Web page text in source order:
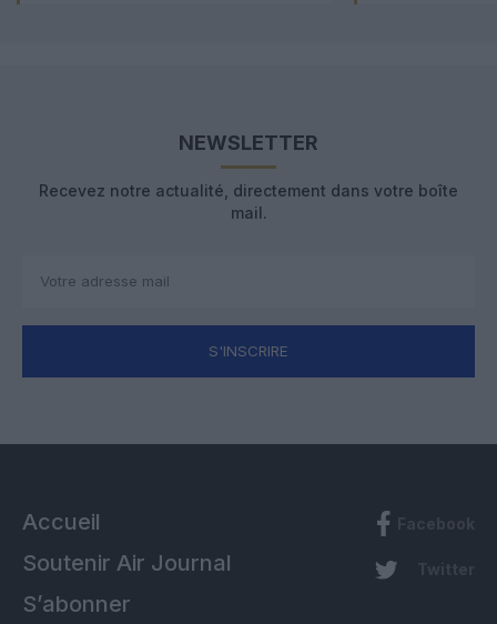
NEWSLETTER
Recevez notre actualité, directement dans votre boîte
mail.
S'INSCRIRE
Accueil
Soutenir Air Journal
S’abonner